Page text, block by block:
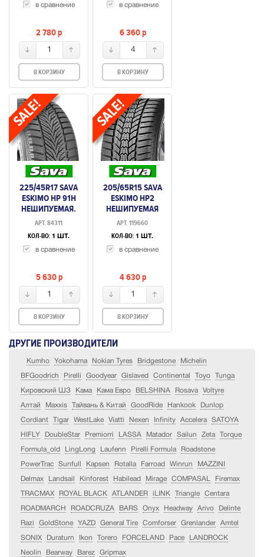
в сравнение
2 780p
1
В КОРЗИНУ
в сравнение
6 360p
4
В КОРЗИНУ
225/45R17 SAVA
ESKIMO HP 91H
НЕШИПУЕМАЯ.
АРТ. 84311
КОЛ-ВО: 1 ШТ.
в сравнение
5 630p
1
В КОРЗИНУ
205/65R15 SAVA
ESKIMO HP2
НЕШИПУЕМАЯ
АРТ. 119660
КОЛ-ВО: 1 ШТ.
в сравнение
4 630p
1
В КОРЗИНУ
ДРУГИЕ ПРОИЗВОДИТЕЛИ
Kumho Yokohama Nokian Tyres Bridgestone Michelin
BFGoodrich Pirelli Goodyear Gislaved Continental Toyo Tunga
Кировский ШЗ Кама Кама Евро BELSHINA Rosava Voltyre
Алтай Maxxis Тайвань & Китай GoodRide Hankook Dunlop
Cordiant Tigar WestLake Viatti Nexen Infinity Accelera SATOYA
HIFLY DoubleStar Premiorri LASSA Matador Sailun Zeta Torque
Formula_old LingLong Laufenn Pirelli Formula Roadstone
PowerTrac Sunfull Kapsen Rotalla Farroad Winrun MAZZINI
Delmax Landsail Kinforest Habilead Mirage COMPASAL Firemax
TRACMAX ROYAL BLACK ATLANDER iLINK Triangle Centara
ROADMARCH ROADCRUZA BARS Onyx Headway Arivo Delinte
Razi GoldStone YAZD General Tire Comforser Grenlander Amtel
SONIX Duraturn Ikon Torero FORCELAND Pace LANDROCK
Neolin Bearway Barez Gripmax